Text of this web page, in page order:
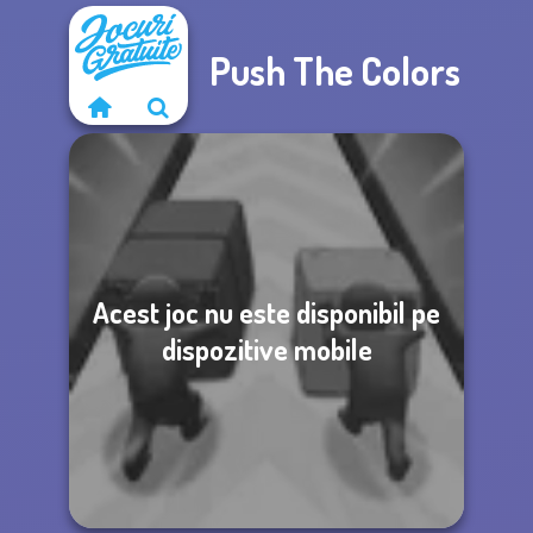
Push The Colors
Acest joc nu este disponibil pe
dispozitive mobile